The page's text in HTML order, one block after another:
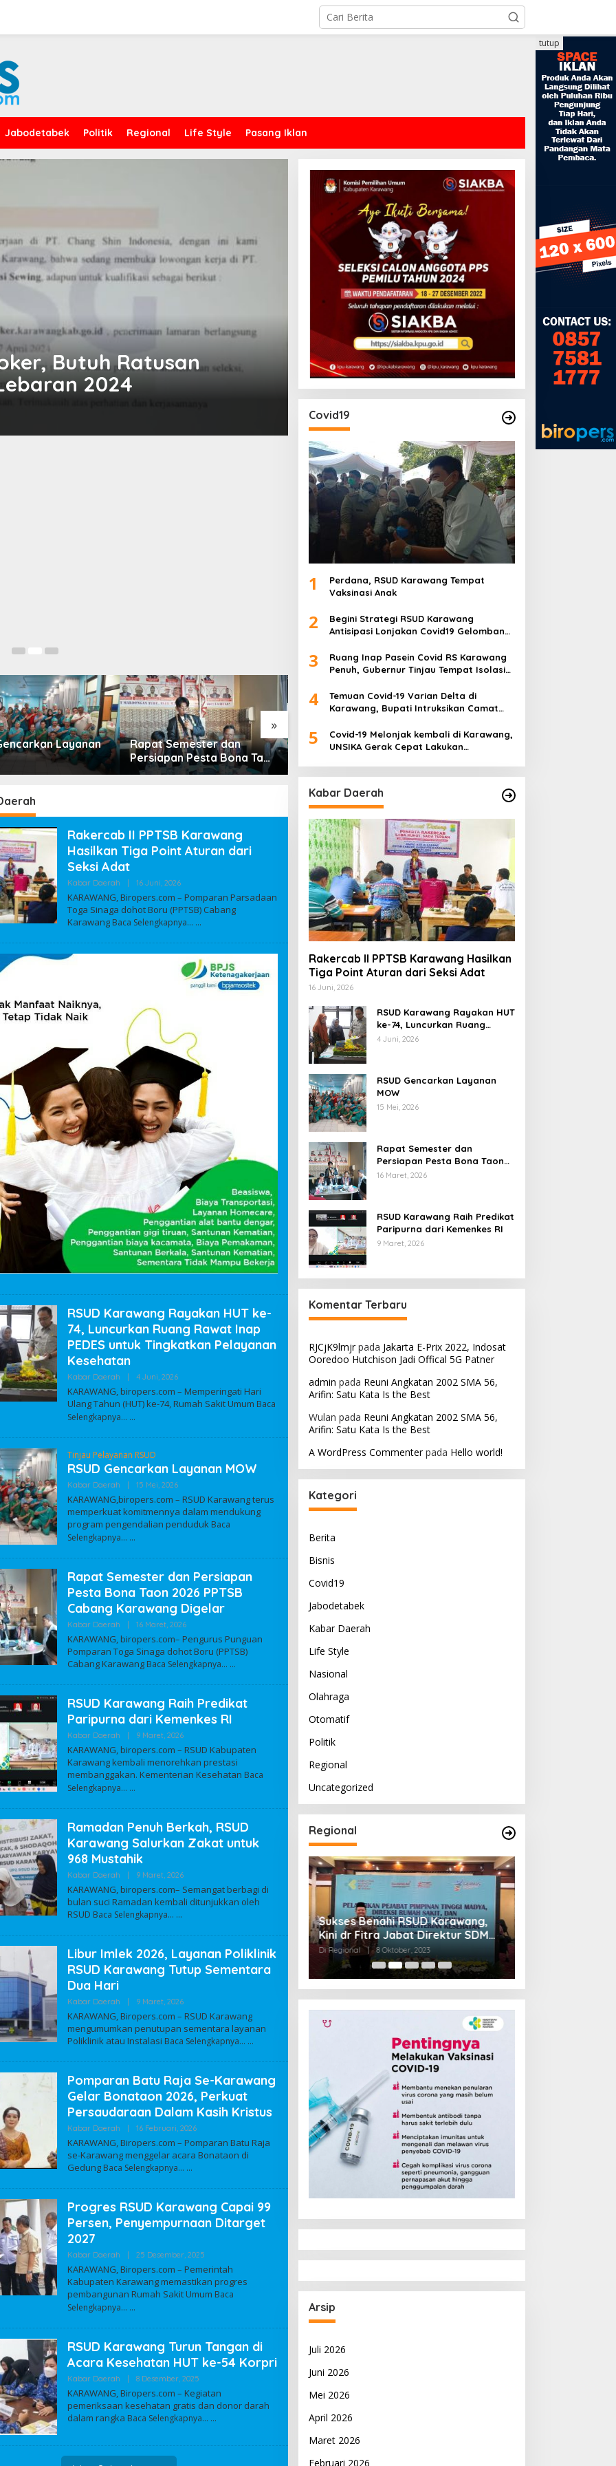
Jabodetabek Politik Regional Life Style Pasang Iklan
tutup
Butuh Ratusan
2024
Kabar Daerah
PBI Rachmani Gelar Donor
»
Layanan
Rapat Semester dan
Persiapan Pesta Bona Taon
2026 PPTSB Cabang
RSUD Karawang Raih
Kemenkes RI
Rakercab II PPTSB
Point Aturan dari Seksi
Rakercab II PPTSB Karawang
Hasilkan Tiga Point Aturan dari
Seksi Adat
Kabar Daerah | 16 Juni, 2026O
E
H
A
KARAWANG, Biropers.com – Pomparan Parsadaan
Toga Sinaga dohot Boru (PPTSB) Cabang
Karawang Baca Selengkapnya…
RSUD Karawang Rayakan HUT ke-
74, Luncurkan Ruang Rawat Inap
PEDES untuk Tingkatkan Pelayanan
Kesehatan
Kabar Daerah 4 Juni, 2026O
H
KARAWANG, biropers.com – Memperingati Hari
Ulang Tahun (HUT) ke-74, Rumah Sakit Umum Baca
Selengkapnya…
Tinjau Pelayanan RSUD
RSUD Gencarkan Layanan MOW
Kabar Daerah 15 Mei, 2026O
H
A
KARAWANG,biropers.com – RSUD Karawang terus
memperkuat komitmennya dalam mendukung
program pengendalian penduduk Baca
Selengkapnya…
Rapat Semester dan Persiapan
Pesta Bona Taon 2026 PPTSB
Cabang Karawang Digelar
Kabar Daerah 16 Maret, 2026O
L
E
H
A
M
N
KARAWANG, biropers.com– Pengurus Punguan
Pomparan Toga Sinaga dohot Boru (PPTSB)
Cabang Karawang Baca Selengkapnya…
RSUD Karawang Raih Predikat
Paripurna dari Kemenkes RI
Kabar Daerah 9 Maret, 2026O
L
E
H
A
KARAWANG, biropers.com – RSUD Kabupaten
Karawang kembali menorehkan prestasi
membanggakan. Kementerian Kesehatan Baca
Selengkapnya…
Ramadan Penuh Berkah, RSUD
Karawang Salurkan Zakat untuk
968 Mustahik
Kabar Daerah 9 Maret, 2026O
L
E
H
M
N
KARAWANG, biropers.com– Semangat berbagi di
bulan suci Ramadan kembali ditunjukkan oleh
RSUD Baca Selengkapnya…
Libur Imlek 2026, Layanan Poliklinik
RSUD Karawang Tutup Sementara
Dua Hari
Kabar Daerah 9 Maret, 2026O
L
E
H
A
M
N
KARAWANG, Biropers.com – RSUD Karawang
mengumumkan penutupan sementara layanan
Poliklinik atau Instalasi Baca Selengkapnya…
Pomparan Batu Raja Se-Karawang
Gelar Bonataon 2026, Perkuat
Persaudaraan Dalam Kasih Kristus
Kabar Daerah 16 Februari, 2026O
E
H
M
N
KARAWANG, Biropers.com – Pomparan Batu Raja
se-Karawang menggelar acara Bonataon di
Gedung Baca Selengkapnya…
Progres RSUD Karawang Capai 99
Persen, Penyempurnaan Ditarget
2027
Kabar Daerah 25 Desember, 2025
E
H
A
KARAWANG, Biropers.com – Pemerintah
Kabupaten Karawang memastikan progres
pembangunan Rumah Sakit Umum Baca
Selengkapnya…
RSUD Karawang Turun Tangan di
Acara Kesehatan HUT ke-54 Korpri
Kabar Daerah 8 Desember, 2025
L
E
H
A
I
KARAWANG, Biropers.com – Kegiatan
pemeriksaan kesehatan gratis dan donor darah
dalam rangka Baca Selengkapnya…
Covid19
1
Perdana, RSUD Karawang Tempat
Vaksinasi Anak
2
Begini Strategi RSUD Karawang
Antisipasi Lonjakan Covid19 Gelombang
3
Ruang Inap Pasein Covid RS Karawang
Penuh, Gubernur Tinjau Tempat Isolasi
4
Temuan Covid-19 Varian Delta di
Karawang, Bupati Intruksikan Camat
5
Covid-19 Melonjak kembali di Karawang,
UNSIKA Gerak Cepat Lakukan
Kabar Daerah
Rakercab II PPTSB Karawang Hasilkan
Tiga Point Aturan dari Seksi Adat
16 Juni, 2026
RSUD Karawang Rayakan HUT
ke-74, Luncurkan Ruang
Rawat Inap PEDES untuk
4 Juni, 2026
RSUD Gencarkan Layanan
MOW
15 Mei, 2026
Rapat Semester dan
Persiapan Pesta Bona Taon
2026 PPTSB Cabang
16 Maret, 2026
RSUD Karawang Raih Predikat
Paripurna dari Kemenkes RI
9 Maret, 2026
Komentar Terbaru
RJCjK9lmjrpada Jakarta E-Prix 2022, Indosat
Ooredoo Hutchison Jadi Offical 5G Patner
admin pada Reuni Angkatan 2002 SMA 56,
Arifin: Satu Kata Is the Best
Wulan pada Reuni Angkatan 2002 SMA 56,
Arifin: Satu Kata Is the Best
A WordPress Commenterpada Hello world!
Kategori
Berita
Bisnis
Covid19
Jabodetabek
Kabar Daerah
Life Style
Nasional
Olahraga
Otomatif
Politik
Regional
Uncategorized
Regional
UPZIS RSUD Karawang Salurkan
Santunan kepada 220 Anak Yatim
dari 12 Yayasan
Di Regional | 8 Juli, 2025
Sukses Benahi RSUD Karawang,
Kini dr Fitra Jabat Direktur SDM
RSHS Bandung
Di Regional | 8 Oktober, 2023
Arsip
Juli 2026
Juni 2026
Mei 2026
April 2026
Maret 2026
Februari 2026